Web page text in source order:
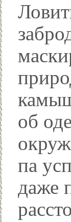
об
па
даже